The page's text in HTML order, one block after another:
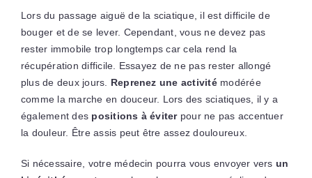
Lors du passage aiguë de la sciatique, il est difficile de
bouger et de se lever. Cependant, vous ne devez pas
rester immobile trop longtemps car cela rend la
récupération difficile. Essayez de ne pas rester allongé
plus de deux jours. Reprenez une activitémodérée
comme la marche en douceur. Lors des sciatiques, il y a
également des positions à éviterpour ne pas accentuer
la douleur. Être assis peut être assez douloureux.
Si nécessaire, votre médecin pourra vous envoyer vers un